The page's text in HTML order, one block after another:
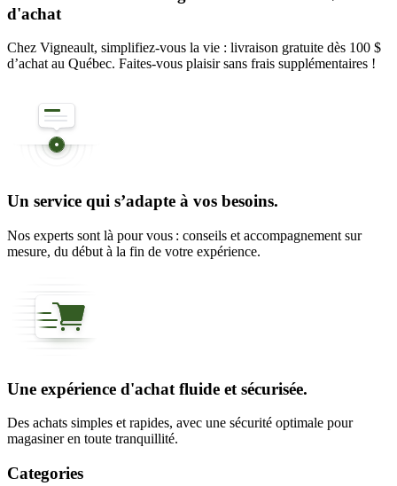
d'achat
Chez Vigneault, simplifiez-vous la vie : livraison gratuite dès 100 $
d’achat au Québec. Faites-vous plaisir sans frais supplémentaires !
Un service qui s’adapte à vos besoins.
Nos experts sont là pour vous : conseils et accompagnement sur
mesure, du début à la fin de votre expérience.
Une expérience d'achat fluide et sécurisée.
Des achats simples et rapides, avec une sécurité optimale pour
magasiner en toute tranquillité.
Categories